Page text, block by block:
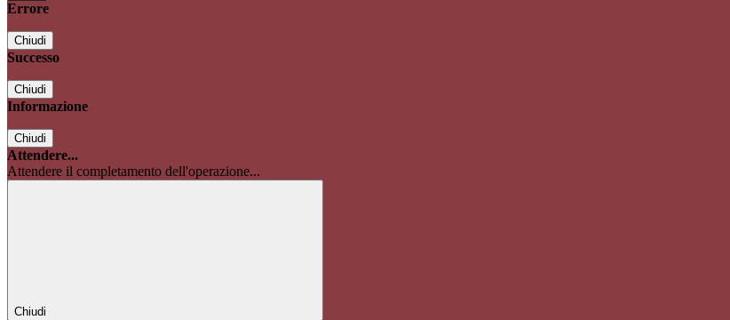
Errore
Chiudi
Successo
Chiudi
Informazione
Chiudi
Attendere...
Attendere il completamento dell'operazione...
Chiudi